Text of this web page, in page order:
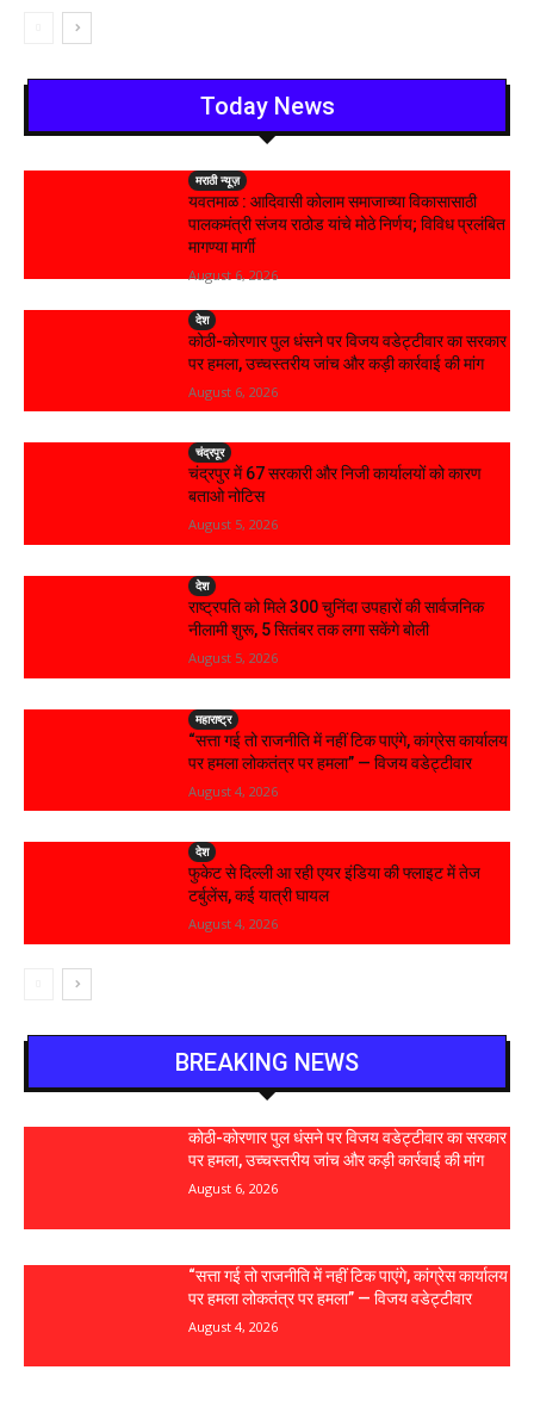
Today News
मराठी न्यूज़
यवतमाळ : आदिवासी कोलाम समाजाच्या विकासासाठी
पालकमंत्री संजय राठोड यांचे मोठे निर्णय; विविध प्रलंबित
मागण्या मार्गी
August 6, 2026
देश
कोठी-कोरणार पुल धंसने पर विजय वडेट्टीवार का सरकार
पर हमला, उच्चस्तरीय जांच और कड़ी कार्रवाई की मांग
August 6, 2026
चंद्रपूर
चंद्रपुर में 67 सरकारी और निजी कार्यालयों को कारण
बताओ नोटिस
August 5, 2026
देश
राष्ट्रपति को मिले 300 चुनिंदा उपहारों की सार्वजनिक
नीलामी शुरू, 5 सितंबर तक लगा सकेंगे बोली
August 5, 2026
महाराष्ट्र
“सत्ता गई तो राजनीति में नहीं टिक पाएंगे, कांग्रेस कार्यालय
पर हमला लोकतंत्र पर हमला” — विजय वडेट्टीवार
August 4, 2026
देश
फुकेट से दिल्ली आ रही एयर इंडिया की फ्लाइट में तेज
टर्बुलेंस, कई यात्री घायल
August 4, 2026
BREAKING NEWS
कोठी-कोरणार पुल धंसने पर विजय वडेट्टीवार का सरकार
पर हमला, उच्चस्तरीय जांच और कड़ी कार्रवाई की मांग
August 6, 2026
“सत्ता गई तो राजनीति में नहीं टिक पाएंगे, कांग्रेस कार्यालय
पर हमला लोकतंत्र पर हमला” — विजय वडेट्टीवार
August 4, 2026